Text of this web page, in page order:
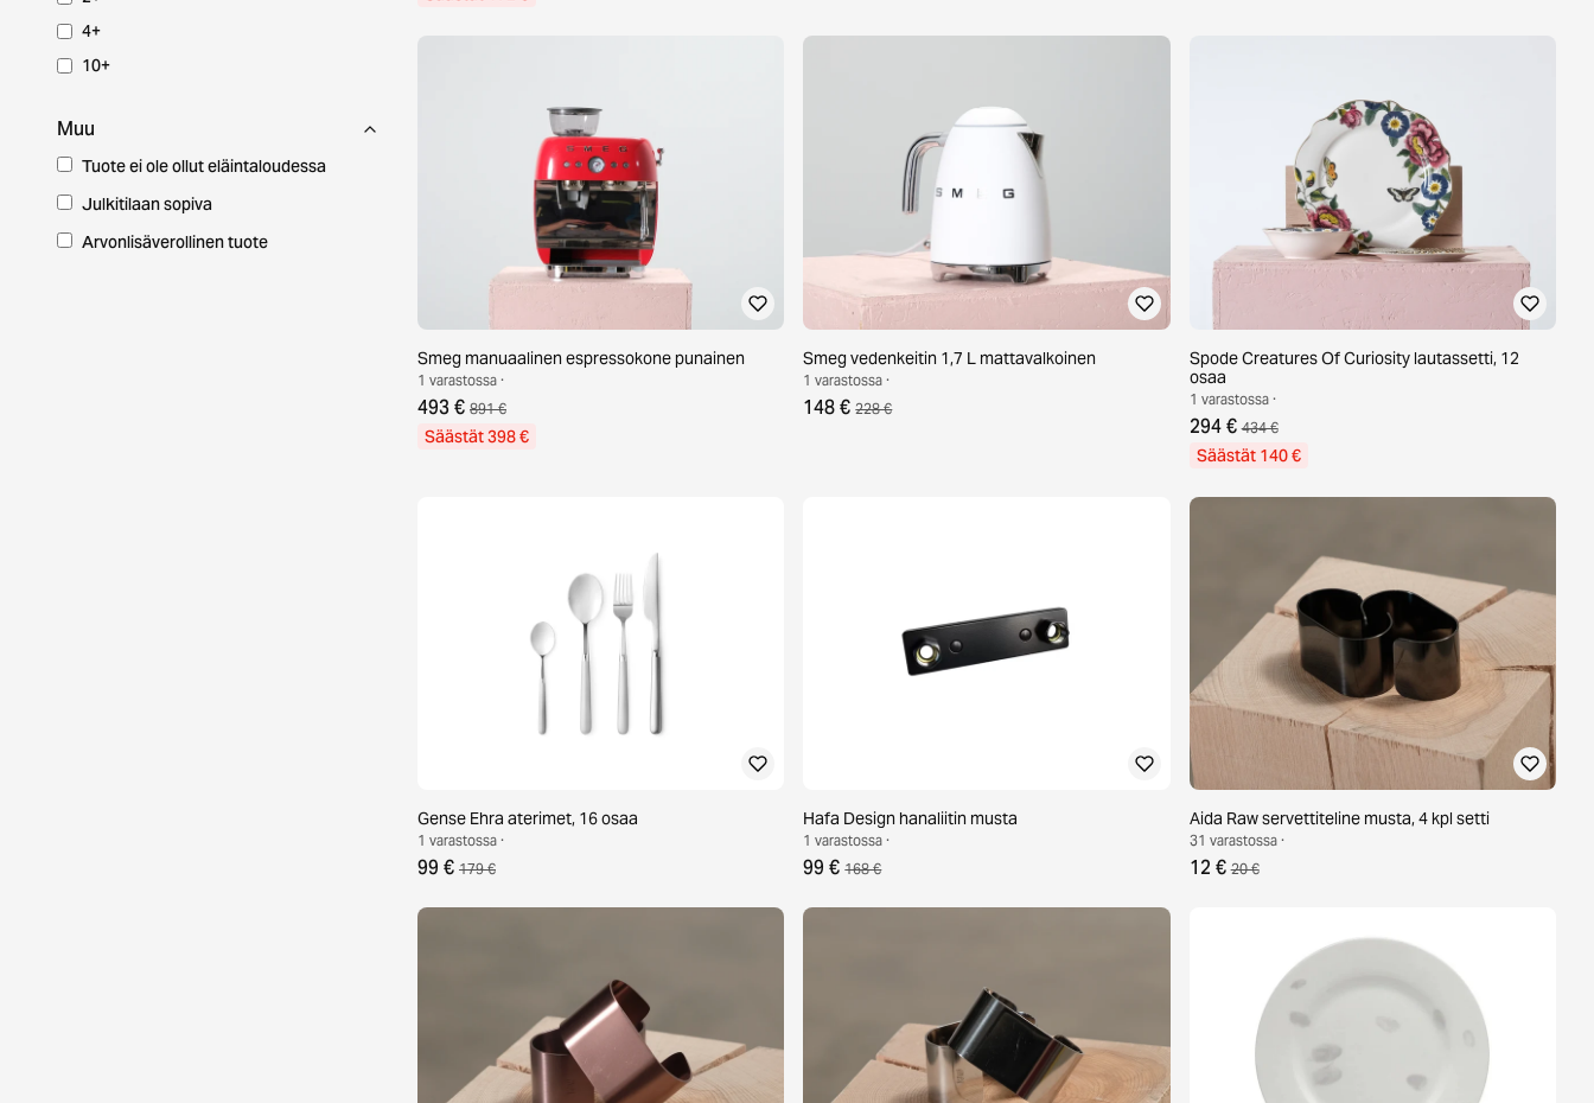
4+
10+
Muu
Tuote ei ole ollut eläintaloudessa
Julkitilaan sopiva
Arvonlisäverollinen tuote
Smeg manuaalinen espressokone punainen
1 varastossa ·
493 € 891 €
Säästät 398 €
Smeg vedenkeitin 1,7 L mattavalkoinen
1 varastossa ·
148 € 228 €
Spode Creatures Of Curiosity lautassetti, 12
osaa
1 varastossa ·
294 € 434 €
Säästät 140 €
Gense Ehra aterimet, 16 osaa
1 varastossa ·
99 € 179 €
Hafa Design hanaliitin musta
1 varastossa ·
99 € 168 €
Aida Raw servettiteline musta, 4 kpl setti
31 varastossa ·
12 € 20 €